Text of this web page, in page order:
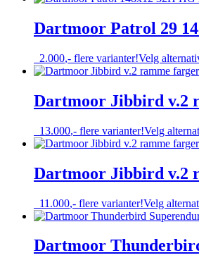
Dartmoor Patrol 29
2.000,- flere varianter!Velg
Dartmoor Jibbird v.2
13.000,- flere varianter!Velg
Dartmoor Jibbird v.2
11.000,- flere varianter!Velg
Dartmoor